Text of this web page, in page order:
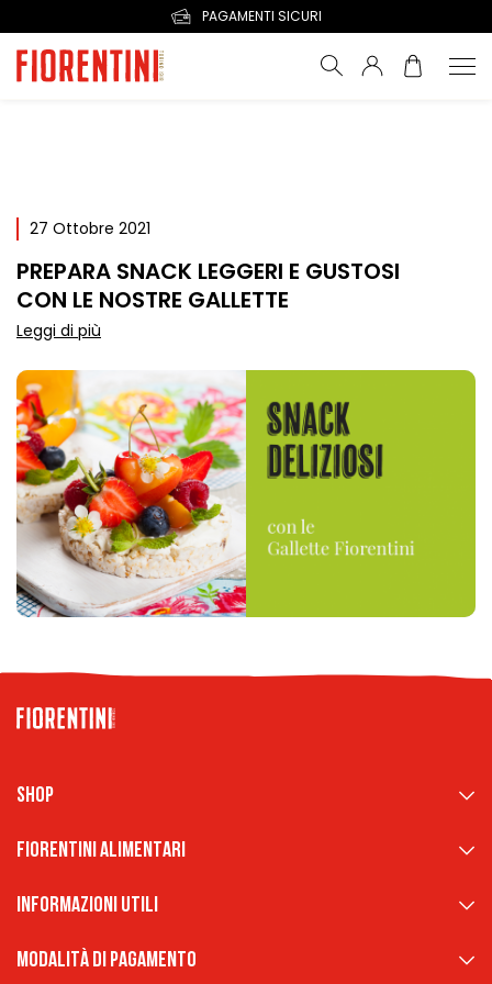
PAGAMENTI SICURI
27 Ottobre 2021
PREPARA SNACK LEGGERI E GUSTOSI
CON LE NOSTRE GALLETTE
Leggi di più
Shop
Fiorentini Alimentari
Informazioni Utili
Modalità di pagamento